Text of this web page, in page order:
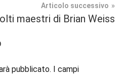
Articolo successivo
maestri di Brian Weiss
pubblicato. I campi